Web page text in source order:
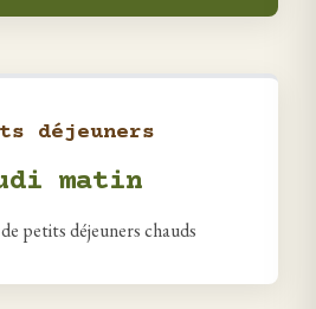
déjeuners
matin
petits déjeuners chauds